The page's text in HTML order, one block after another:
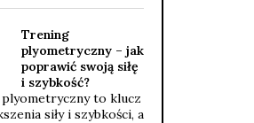
Trening
plyometryczny – jak
poprawić swoją siłę
i szybkość?
to klucz
siły i szybkości, a